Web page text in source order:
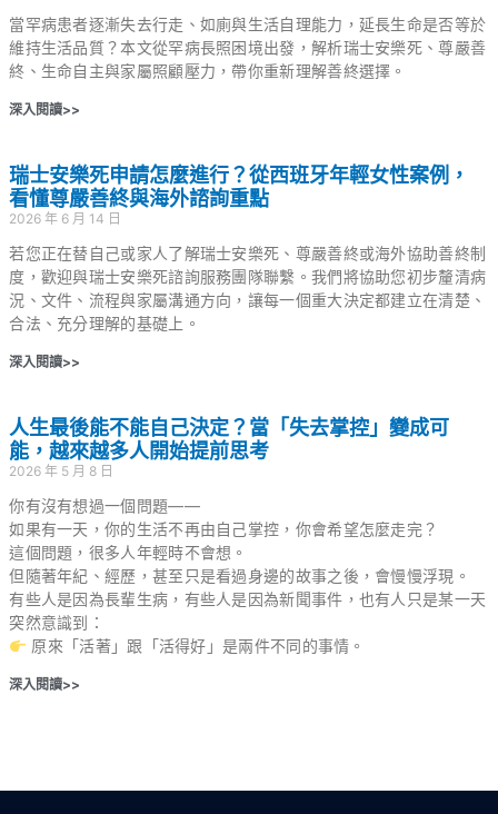
當罕病患者逐漸失去行走、如廁與生活自理能力，延長生命是否等於
維持生活品質？本文從罕病長照困境出發，解析瑞士安樂死、尊嚴善
終、生命自主與家屬照顧壓力，帶你重新理解善終選擇。
深入閱讀>>
瑞士安樂死申請怎麼進行？從西班牙年輕女性案例，
看懂尊嚴善終與海外諮詢重點
2026 年 6 月 14 日
若您正在替自己或家人了解瑞士安樂死、尊嚴善終或海外協助善終制
度，歡迎與瑞士安樂死諮詢服務團隊聯繫。我們將協助您初步釐清病
況、文件、流程與家屬溝通方向，讓每一個重大決定都建立在清楚、
合法、充分理解的基礎上。
深入閱讀>>
人生最後能不能自己決定？當「失去掌控」變成可
能，越來越多人開始提前思考
2026 年 5 月 8 日
你有沒有想過一個問題——
如果有一天，你的生活不再由自己掌控，你會希望怎麼走完？
這個問題，很多人年輕時不會想。
但隨著年紀、經歷，甚至只是看過身邊的故事之後，會慢慢浮現。
有些人是因為長輩生病，有些人是因為新聞事件，也有人只是某一天
突然意識到：
原來「活著」跟「活得好」是兩件不同的事情。
深入閱讀>>